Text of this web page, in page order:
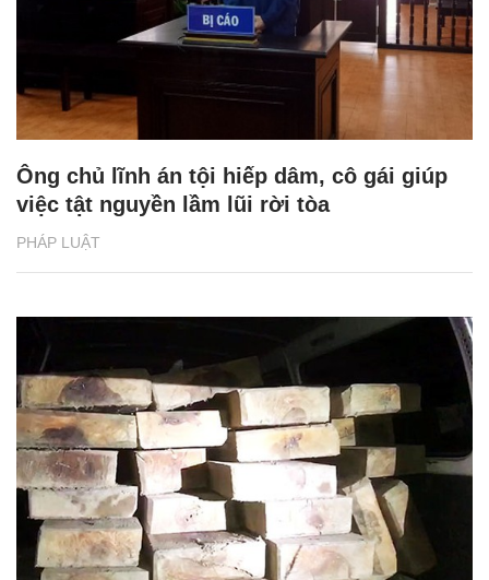
PHÁP LUẬT
Ông chủ lĩnh án tội hiếp dâm, cô gái giúp
việc tật nguyền lầm lũi rời tòa